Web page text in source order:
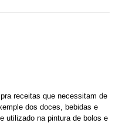
receitas que necessitam de
dos doces, bebidas e
utilizado na pintura de bolos e